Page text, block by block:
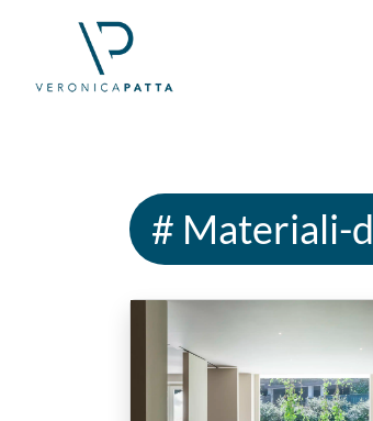
# Materiali-